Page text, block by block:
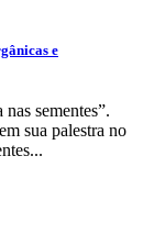
e
sementes”.
sua palestra no